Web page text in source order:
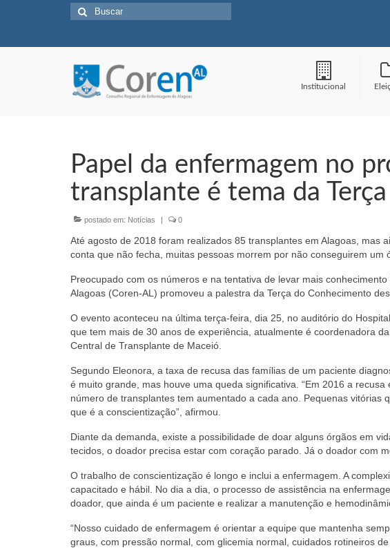
Buscar
por:
Institucional
Papel da enfermagem no
transplante é tema da
postado em: Notícias | 0
Até agosto de 2018 foram realizados 85 transplantes em Alagoas, mas
conta que não fecha, muitas pessoas morrem por não conseguirem um
Preocupado com os números e na tentativa de levar mais
Alagoas (Coren-AL) promoveu a palestra da Terça do Conhecimento
O evento aconteceu na última terça-feira, dia 25, no auditório do
que tem mais de 30 anos de experiência, atualmente é coordenadora
Central de Transplante de Maceió.
Segundo Eleonora, a taxa de recusa das famílias de um paciente
é muito grande, mas houve uma queda significativa. “Em 2016 a
número de transplantes tem aumentado a cada ano. Pequenas
que é a conscientização”, afirmou.
Diante da demanda, existe a possibilidade de doar alguns órgãos em
tecidos, o doador precisa estar com coração parado. Já o doador com
O trabalho de conscientização é longo e inclui a enfermagem. A
capacitado e hábil. No dia a dia, o processo de assistência na
doador, que ainda é um paciente e realizar a manutenção e
“Nosso cuidado de enfermagem é orientar a equipe que mantenha
graus, com pressão normal, com glicemia normal, cuidados rotineiros